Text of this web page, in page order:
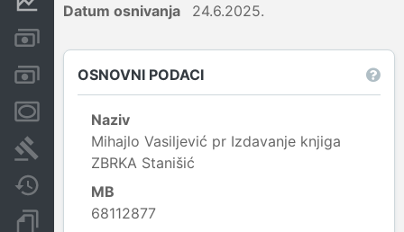
Računi i blokade
Menice i zaloge
Sudski sporovi
Javne nabavke
Dokumenti i objave
Datum osnivanja
24.6.2025.
OSNOVNI PODACI
Naziv
Mihajlo Vasiljević pr Izdavanje knjiga
ZBRKA Stanišić
MB
68112877